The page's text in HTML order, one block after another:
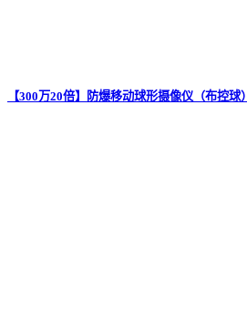
【300万20倍】防爆移动球形摄像仪（布控球）